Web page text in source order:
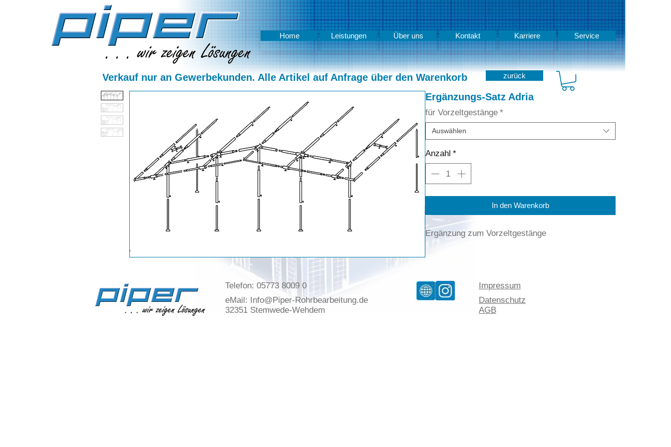
Verkauf nur an Gewerbekunden. Alle Artikel auf Anfrage über den Warenkorb zurück
Ergänzungs-Satz Adria
für Vorzeltgestänge *
Auswählen
Anzahl *
In den Warenkorb
Ergänzung zum Vorzeltgestänge
Home Leistungen Über uns Kontakt Karriere Service
Telefon: 05773 8009 0
eMail:
Info@Piper-Rohrbearbeitung.de
32351 Stemwede-Wehdem
Impressum
Datenschutz
AGB